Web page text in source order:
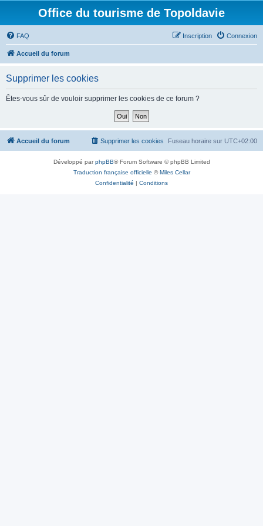
Office du tourisme de Topoldavie
FAQ Connexion
Inscription
Accueil du forum
Supprimer les cookies
Êtes-vous sûr de vouloir supprimer les cookies de ce forum ?
Accueil du forum Fuseau horaire sur UTC+02:00
Supprimer les cookies
Développé parphpBB® Forum Software © phpBB Limited
Traduction française officielle ©Miles Cellar
Confidentialité | Conditions